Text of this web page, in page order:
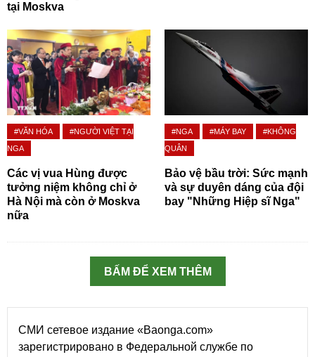
tại Moskva
#VĂN HÓA
#NGƯỜI VIỆT TẠI
NGA
Các vị vua Hùng được
tưởng niệm không chỉ ở
Hà Nội mà còn ở Moskva
nữa
#NGA #MÁY BAY
#KHÔNG
QUÂN
Bảo vệ bầu trời: Sức mạnh
và sự duyên dáng của đội
bay "Những Hiệp sĩ Nga"
BẤM ĐỂ XEM THÊM
СМИ сетевое издание «Baonga.com»
зарегистрировано в Федеральной службе по